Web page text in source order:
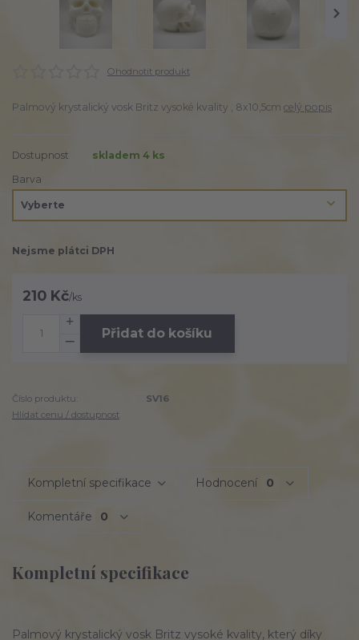
Ohodnotit produkt
Palmový krystalický vosk Britz vysoké kvality , 8x10,5cm celý popis
Dostupnost
skladem 4 ks
Barva
Nejsme plátci DPH
210 Kč/ks
Přidat do košíku
Číslo produktu:
SV16
Hlídat cenu / dostupnost
Kompletní specifikace Hodnocení 0
Komentáře 0
Kompletní specifikace
Palmový krystalický vosk Britz vysoké kvality, který díky